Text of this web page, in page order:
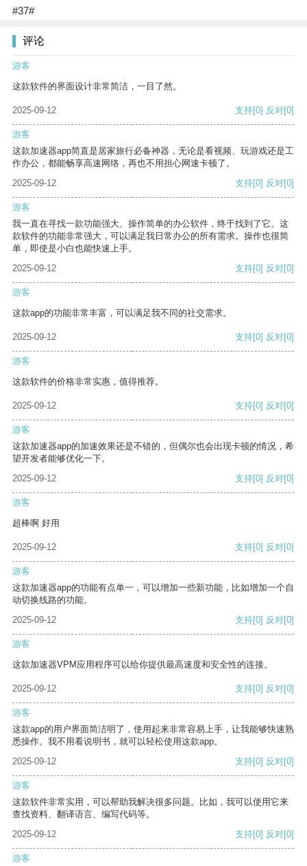
#37#
评论
游客
这款软件的界面设计非常简洁，一目了然。
2025-09-12 支持[0] 反对[0]
游客
这款加速器app简直是居家旅行必备神器，无论是看视频、玩游戏还是工
作办公，都能畅享高速网络，再也不用担心网速卡顿了。
2025-09-12
支持[0] 反对[0]
游客
我一直在寻找一款功能强大、操作简单的办公软件，终于找到了它。这
款软件的功能非常强大，可以满足我日常办公的所有需求。操作也很简
单，即使是小白也能快速上手。
2025-09-12
支持[0] 反对[0]
游客
这款app的功能非常丰富，可以满足我不同的社交需求。
2025-09-12 支持[0] 反对[0]
游客
这款软件的价格非常实惠，值得推荐。
2025-09-12 支持[0] 反对[0]
游客
这款加速器app的加速效果还是不错的，但偶尔也会出现卡顿的情况，希
望开发者能够优化一下。
2025-09-12
支持[0] 反对[0]
游客
超棒啊 好用
2025-09-12 支持[0] 反对[0]
游客
这款加速器app的功能有点单一，可以增加一些新功能，比如增加一个自
动切换线路的功能。
2025-09-12
支持[0] 反对[0]
游客
这款加速器VPM应用程序可以给你提供最高速度和安全性的连接。
2025-09-12 支持[0] 反对[0]
游客
这款app的用户界面简洁明了，使用起来非常容易上手，让我能够快速熟
悉操作。我不用看说明书，就可以轻松使用这款app。
2025-09-12
支持[0] 反对[0]
游客
这款软件非常实用，可以帮助我解决很多问题。比如，我可以使用它来
查找资料、翻译语言、编写代码等。
2025-09-12
支持[0] 反对[0]
游客